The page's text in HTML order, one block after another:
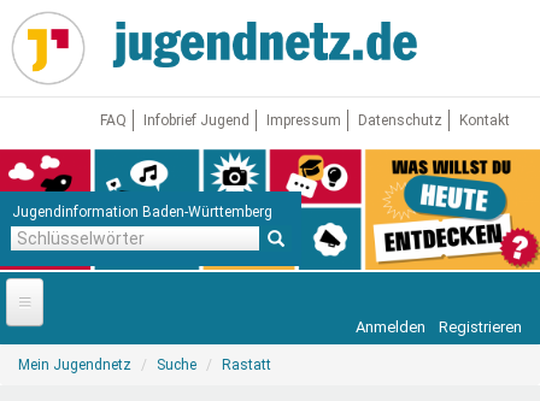
Direkt
zum
Inhalt
FAQ Infobrief Jugend Impressum Datenschutz Kontakt
Jugendinformation Baden-Württemberg
Startseite
Anmelden Registrieren
Sie
Mein Jugendnetz Suche Rastatt